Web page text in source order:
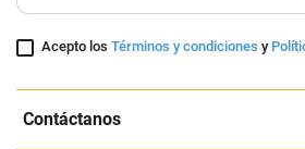
Acepto losTérminos y condiciones y
Contáctanos